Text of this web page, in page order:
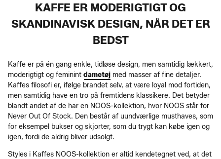
KAFFE ER MODERIGTIGT OG
SKANDINAVISK DESIGN, NÅR DET ER
BEDST
Kaffe er på én gang enkle, tidløse design, men samtidig lækkert,
moderigtigt og feminint dametøj med masser af fine detaljer.
Kaffes filosofi er, ifølge brandet selv, at være loyal mod fortiden,
men samtidig have en tro på fremtidens klassikere. Det betyder
blandt andet af de har en NOOS-kollektion, hvor NOOS står for
Never Out Of Stock. Den består af uundværlige musthaves, som
for eksempel bukser og skjorter, som du trygt kan købe igen og
igen, fordi de aldrig bliver udsolgt.
Styles i Kaffes NOOS-kollektion er altid kendetegnet ved, at det